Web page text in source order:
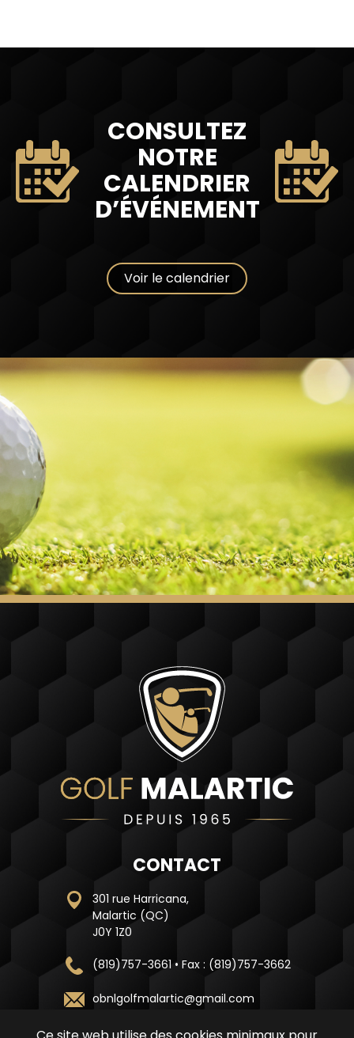
CONSULTEZ
NOTRE
CALENDRIER
D’ÉVÉNEMENT
Voir le calendrier
CONTACT
301 rue Harricana,
Malartic (QC)
J0Y 1Z0
(819)757-3661 • Fax : (819)757-3662
obnlgolfmalartic@gmail.com